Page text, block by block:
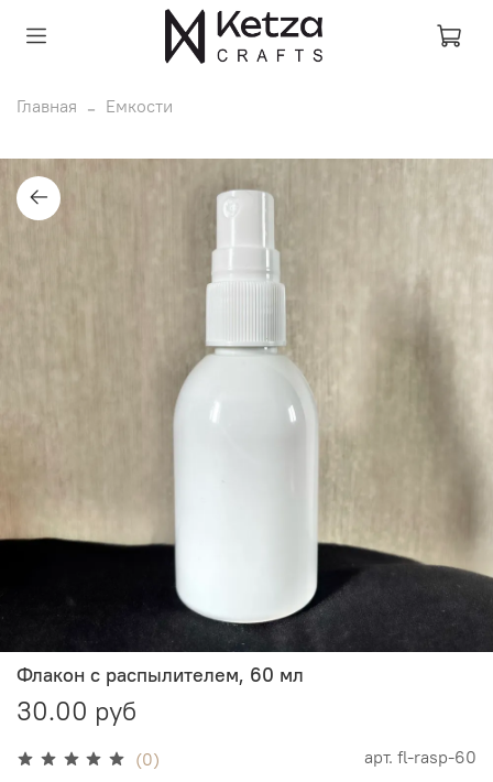
Главная Емкости
(0) арт. fl-rasp-60
Флакон с распылителем, 60 мл
30.00 руб